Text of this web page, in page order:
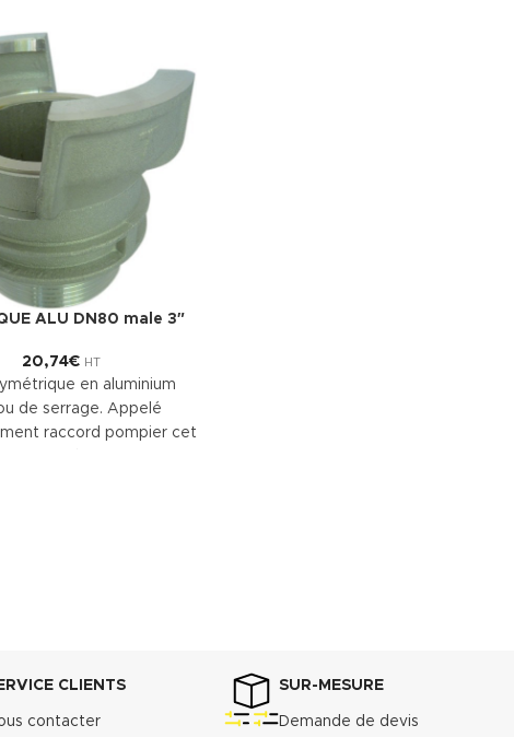
ALU DN80 male 3″
20,74€ HT
en aluminium
de serrage. Appelé
raccord pompier cet
CLIENTS
contacter
SUR-MESURE
Demande de devis